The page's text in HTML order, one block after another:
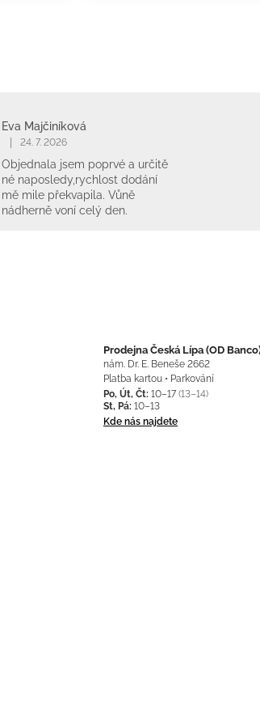
Eva Majčiníková
24. 7. 2026
Objednala jsem poprvé a určitě
né naposledy,rychlost dodání
mě mile překvapila. Vůně
nádherně voní celý den.
Prodejna Česká Lípa (OD
nám. Dr. E. Beneše 2662
Platba kartou • Parkování
Po, Út, Čt: 10–17 (13–14)
St, Pá: 10–13
Kde nás najdete